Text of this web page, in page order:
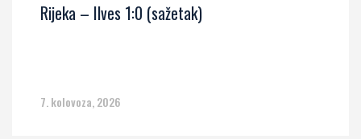
Rijeka – Ilves 1:0 (sažetak)
7. kolovoza, 2026